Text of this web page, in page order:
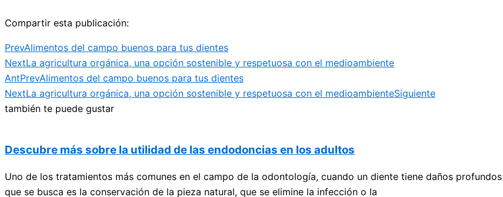
Compartir esta publicación:
PrevAlimentos del campo buenos para tus dientes
NextLa agricultura orgánica, una opción sostenible y respetuosa con el medioambiente
AntPrevAlimentos del campo buenos para tus dientes
NextLa agricultura orgánica, una opción sostenible y respetuosa con el medioambienteSiguiente
también te puede gustar
Descubre más sobre la utilidad de las endodoncias en los adultos
Uno de los tratamientos más comunes en el campo de la odontología, cuando un diente tiene daños
que se busca es la conservación de la pieza natural, que se elimine la infección o la